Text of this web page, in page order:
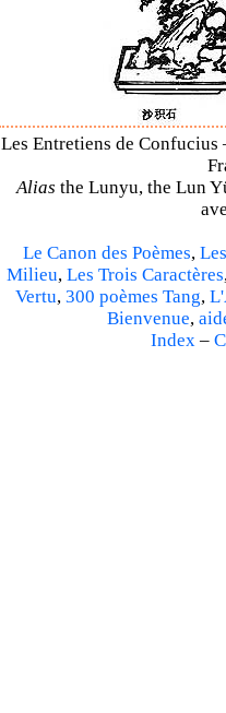
Les Entretiens de
Alias the Lunyu, the Lun
Le Canon des Poèmes,
Milieu, Les Trois Caractères
Vertu, 300 poèmes Tang,
Bienvenue,
Index –